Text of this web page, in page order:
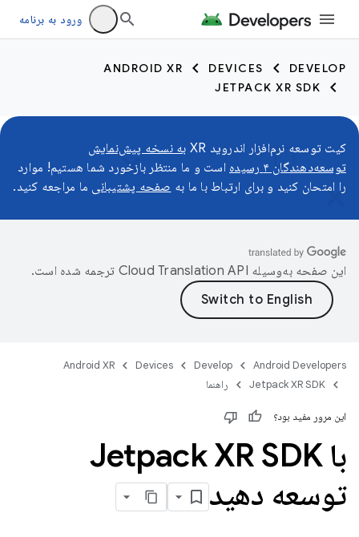
ورود به برنامه
DEVELOP
DEVICES
ANDROID XR
JETPACK XR SDK
کیت توسعه نرم‌افزار اندروید XR
به نسخه پیش‌نمایش
توسعه‌دهندگان ۴ رسیده
است و ما منتظر بازخورد شما هستیم! موارد
را امتحان کنید و برای ارتباط با ما به صفحه پشتیبانی ما مراجعه کنید.
این صفحه به‌وسیله ترجمه شده است.
Android Developers
Develop
Devices
Android XR
Jetpack XR SDK
راهنما
این مرور مفید بود؟
با Jetpack XR SDK
توسعه دهید